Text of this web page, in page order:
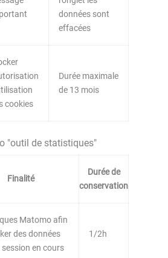
données sont
effacées
cookies
Durée maximale
de 13 mois
"outil de statistiques"
Finalité
Durée de
conservation
Matomo afin
des données
en cours
1/2h